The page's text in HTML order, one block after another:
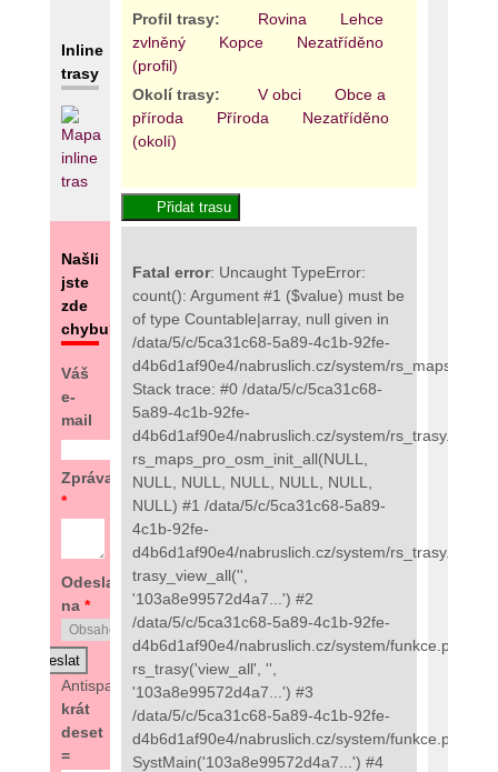
Inline
trasy
Našli
jste
zde
chybu?
Váš
e-
mail
Zpráva
*
Odeslat
na *
Antispam: 8
krát
deset
=
Profil trasy:
Rovina
Lehce
zvlněný
Kopce
Nezatříděno
(profil)
Okolí trasy:
V obci
Obce a
příroda
Příroda
Nezatříděno
(okolí)
Fatal error: Uncaught TypeError:
count(): Argument #1 ($value) must be
of type Countable|array, null given in
/data/5/c/5ca31c68-5a89-4c1b-92fe-
d4b6d1af90e4/nabruslich.cz/system/
Stack trace: #0 /data/5/c/5ca31c68-
5a89-4c1b-92fe-
d4b6d1af90e4/nabruslich.cz/system/
rs_maps_pro_osm_init_all(NULL,
NULL, NULL, NULL, NULL, NULL,
NULL) #1 /data/5/c/5ca31c68-5a89-
4c1b-92fe-
d4b6d1af90e4/nabruslich.cz/system/
trasy_view_all('',
'103a8e99572d4a7...') #2
/data/5/c/5ca31c68-5a89-4c1b-92fe-
d4b6d1af90e4/nabruslich.cz/system/
rs_trasy('view_all', '',
'103a8e99572d4a7...') #3
/data/5/c/5ca31c68-5a89-4c1b-92fe-
d4b6d1af90e4/nabruslich.cz/system/
SystMain('103a8e99572d4a7...') #4